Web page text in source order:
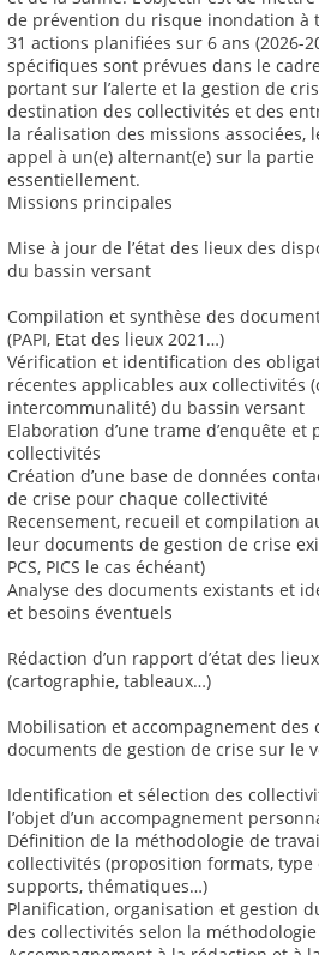
de prévention du risque inondation à
31 actions planifiées sur 6 ans (2026-
spécifiques sont prévues dans le
portant sur l’alerte et la gestion de
destination des collectivités et des
la réalisation des missions associées,
appel à un(e) alternant(e) sur la partie
essentiellement.
Missions principales
Mise à jour de l’état des lieux des
du bassin versant
Compilation et synthèse des
(PAPI, Etat des lieux 2021…)
Vérification et identification des
récentes applicables aux collectivités
intercommunalité) du bassin versant
Elaboration d’une trame d’enquête et
collectivités
Création d’une base de données
de crise pour chaque collectivité
Recensement, recueil et compilation
leur documents de gestion de crise
PCS, PICS le cas échéant)
Analyse des documents existants et
et besoins éventuels
Rédaction d’un rapport d’état des
(cartographie, tableaux…)
Mobilisation et accompagnement des
documents de gestion de crise sur le
Identification et sélection des
l’objet d’un accompagnement
Définition de la méthodologie de
collectivités (proposition formats, type
supports, thématiques…)
Planification, organisation et gestion
des collectivités selon la